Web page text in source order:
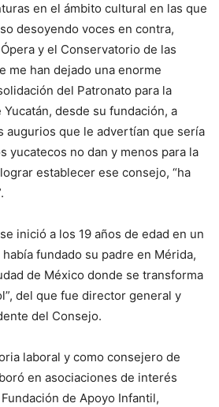
en el ámbito cultural en las que
desoyendo voces en contra,
y el Conservatorio de las
me han dejado una enorme
del Patronato para la
desde su fundación, a
augurios que le advertían que sería
yucatecos no dan y menos para la
establecer ese consejo, “ha
inició a los 19 años de edad en un
fundado su padre en Mérida,
de México donde se transforma
del que fue director general y
del Consejo.
laboral y como consejero de
en asociaciones de interés
de Apoyo Infantil,